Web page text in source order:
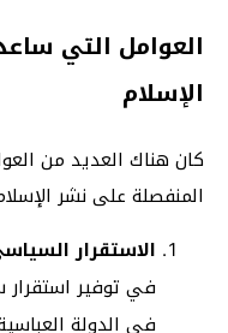
العوامل التي
الإسلام
كان هناك العديد من
المنفصلة على نشر
الاستقرار
في توفير استقرار
في الدولة